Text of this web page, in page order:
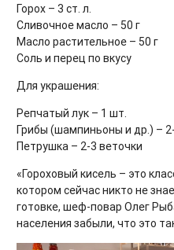
Горох – 3 ст. л.
Сливочное масло – 50 г
Масло растительное – 50 г
Соль и перец по вкусу
Для украшения:
Репчатый лук – 1 шт.
Грибы (шампиньоны и др.) –
Петрушка – 2-3 веточки
«Гороховый кисель – это
котором сейчас никто не
готовке, шеф-повар Олег
населения забыли, что это